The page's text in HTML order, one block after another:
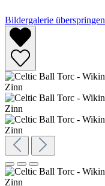
Bildergalerie überspringen